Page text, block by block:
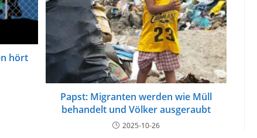
hört
Papst: Migranten werden wie Müll
behandelt und Völker ausgeraubt
2025-10-26